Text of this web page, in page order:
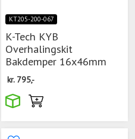
KT205-200-067
K-Tech KYB
Overhalingskit
Bakdemper 16x46mm
kr. 795,-